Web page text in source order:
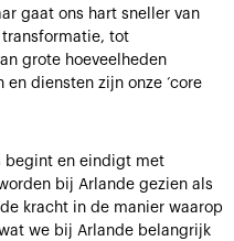
gaat ons hart sneller van
tot
grote hoeveelheden
diensten zijn onze ‘core
begint en eindigt met
bij Arlande gezien als
kracht in de manier waarop
we bij Arlande belangrijk